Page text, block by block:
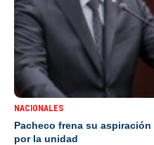
NACIONALES
Pacheco frena su
por la unidad